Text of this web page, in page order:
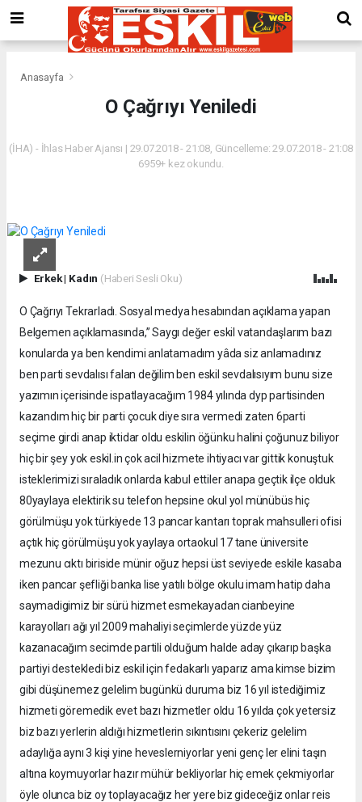
Anasayfa
O Çağrıyı Yeniledi
(İHA) - İhlas Haber Ajansı | 29.07.2018 - 21:08, Güncelleme: 29.07.2018 - 21:08
6959+ kez okundu.
Erkek| Kadın (Haberi Sesli Oku)
O Çağrıyı Tekrarladı. Sosyal medya hesabından açıklama yapan
Belgemen açıklamasında,” Saygı değer eskil vatandaşlarım bazı
konularda ya ben kendimi anlatamadım yâda siz anlamadınız
ben parti sevdalısı falan değilim ben eskil sevdalısıyım bunu size
yazımın içerisinde ispatlayacağım 1984 yılında dyp partisinden
kazandım hiç bir parti çocuk diye sıra vermedi zaten 6parti
seçime girdi anap iktidar oldu eskilin öğünku halini çoğunuz biliyor
hiç bir şey yok eskil.in çok acil hizmete ihtiyacı var gittik konuştuk
isteklerimizi sıraladık onlarda kabul ettiler anapa geçtik ilçe olduk
80yaylaya elektirik su telefon hepsine okul yol münübüs hiç
görülmüşu yok türkiyede 13 pancar kantarı toprak mahsulleri ofisi
açtık hiç görülmüşu yok yaylaya ortaokul 17 tane üniversite
mezunu cıktı biriside münir oğuz hepsi üst seviyede eskile kasaba
iken pancar şefliği banka lise yatılı bölge okulu imam hatip daha
saymadigimiz bir sürü hizmet esmekayadan cianbeyine
karayolları ağı yıl 2009 mahaliyi seçimlerde yüzde yüz
kazanacağım secimde partili olduğum halde aday çıkarıp başka
partiyi destekledi biz eskil için fedakarlı yaparız ama kimse bizim
gibi düşünemez gelelim bugünkü duruma biz 16 yıl istediğimiz
hizmeti göremedik evet bazı hizmetler oldu 16 yılda çok yetersiz
biz bazı yerlerin aldığı hizmetlerin sıkıntısını çekeriz gelelim
adaylığa aynı 3 kişi yine heveslerniyorlar yeni genç ler elini taşın
altına koymuyorlar hazır mühür bekliyorlar hiç emek çekmiyorlar
öyle olunca biz oy toplayacağız her yere biz gideceğiz onlar reis